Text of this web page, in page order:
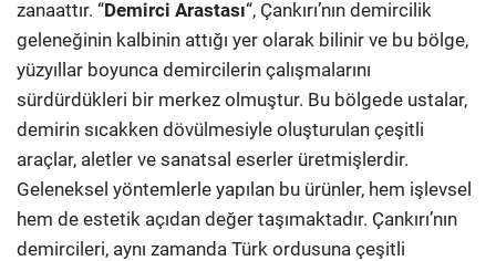
zanaattır. “Demirci Arastası“, Çankırı’nın demircilik
geleneğinin kalbinin attığı yer olarak bilinir ve bu bölge,
yüzyıllar boyunca demircilerin çalışmalarını
sürdürdükleri bir merkez olmuştur. Bu bölgede ustalar,
demirin sıcakken dövülmesiyle oluşturulan çeşitli
araçlar, aletler ve sanatsal eserler üretmişlerdir.
Geleneksel yöntemlerle yapılan bu ürünler, hem işlevsel
hem de estetik açıdan değer taşımaktadır. Çankırı’nın
demircileri, aynı zamanda Türk ordusuna çeşitli